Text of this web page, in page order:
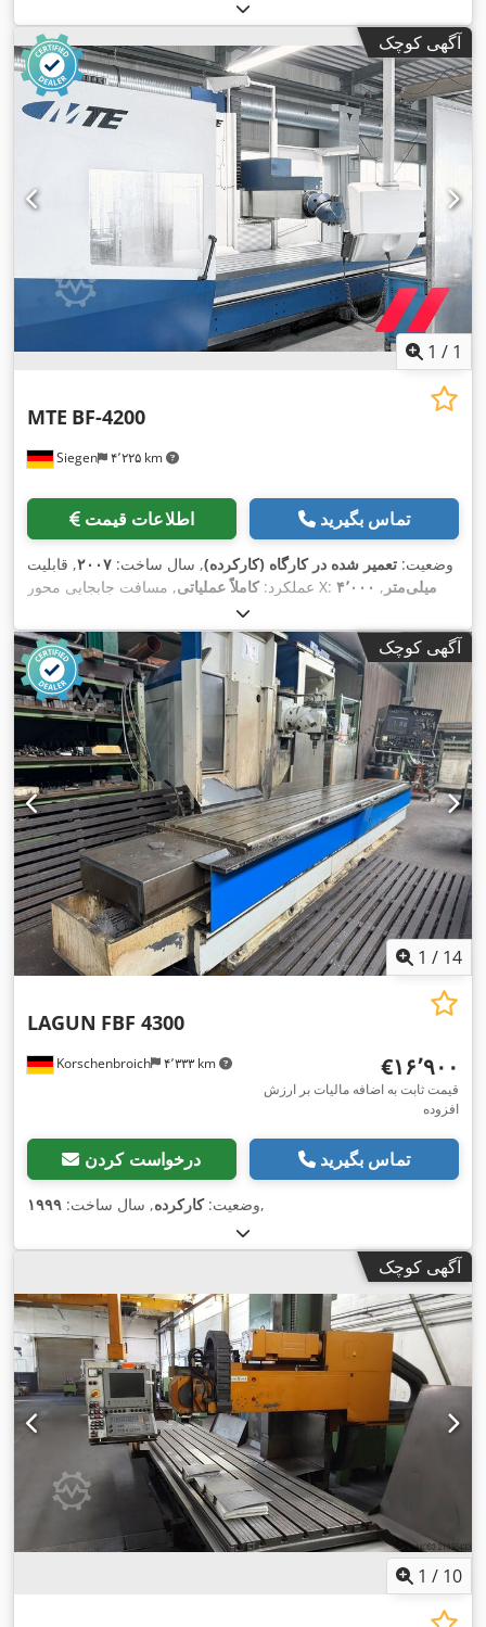
آگهی کوچک
1 / 1
Siegen ۴٬۲۲۵ km
MTE BF-4200
اطلاعات قیمت تماس بگیرید
وضعیت: تعمیر شده در کارگاه (کارکرده), سال ساخت: ۲۰۰۷, قابلیت
عملکرد:کاملاً عملیاتی , مسافت جابجایی محور X: ۴٬۰۰۰ میلی‌متر ,
۱٬۵۰۰ میلی‌متر, حداکثر سرعت اسپیندل:۳٬۰۰۰ دور/دقیقه
, سرعت
اسپیندل (دقیقه):۲۰ دور/دقیقه , عرض میز:۱٬۰۰۰ میلی‌متر
, طول
میز:۴٬۲۰۰ میلی‌متر ,
آگهی کوچک
1 / 14
Korschenbroich ۴٬۳۳۳ km
LAGUN FBF 4300
‎€۱۶٬۹۰۰
قیمت ثابت به اضافه مالیات بر ارزش
افزوده
درخواست کردن تماس بگیرید
وضعیت:کارکرده, سال ساخت: ۱۹۹۹ ,
آگهی کوچک
1 / 10